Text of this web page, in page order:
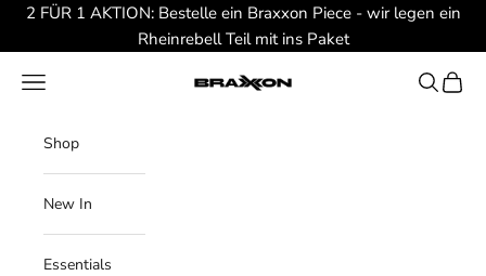
Zum Inhalt springen
2 FÜR 1 AKTION: Bestelle ein Braxxon Piece - wir legen ein
Rheinrebell Teil mit ins Paket
Braxxon
Menü Suchen
Shop
New In
Essentials